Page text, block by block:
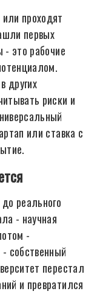
проходят
первых
- это рабочие
других
риски и
или ставка с
реального
- научная
-
собственный
перестал
и превратился